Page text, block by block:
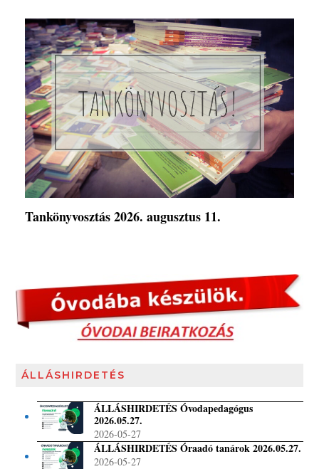
Tankönyvosztás 2026. augusztus 11.
ÁLLÁSHIRDETÉS
ÁLLÁSHIRDETÉS Óvodapedagógus
2026.05.27.
2026-05-27
ÁLLÁSHIRDETÉS Óraadó tanárok 2026.05.27.
2026-05-27